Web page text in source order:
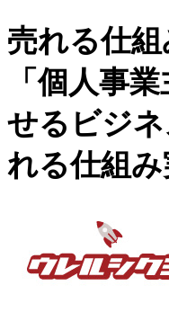
売れる仕
「個人事
せるビジ
れる仕組み